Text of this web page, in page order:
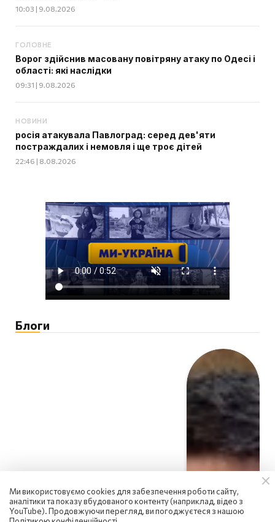
10:03 | 9.08.2026
ГОЛОВНЕ
Ворог здійснив масовану повітряну атаку по Одесі і
області: які наслідки
09:31 | 9.08.2026
НОВИНИ
росія атакувала Павлоград: серед дев'яти
постраждалих і немовля і ще троє дітей
22:46 | 8.08.2026
Блоги
Ми використовуємо cookies для забезпечення роботи сайту,
аналітики та показу вбудованого контенту (наприклад, відео з
YouTube). Продовжуючи перегляд, ви погоджуєтеся з нашою